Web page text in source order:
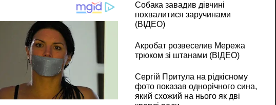
Собака завадив дівчині
похвалитися заручинами
(ВІДЕО)
Акробат розвеселив Мережа
трюком зі штанами (ВІДЕО)
Сергій Притула на рідкісному
фото показав однорічного сина,
який схожий на нього як дві